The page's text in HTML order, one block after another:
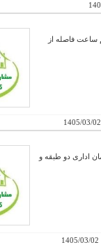
ساعت فاصله از
1405/03/02
ارتفاع وسط دارا یک ساختمان اداری دو طبقه و
1405/03/02